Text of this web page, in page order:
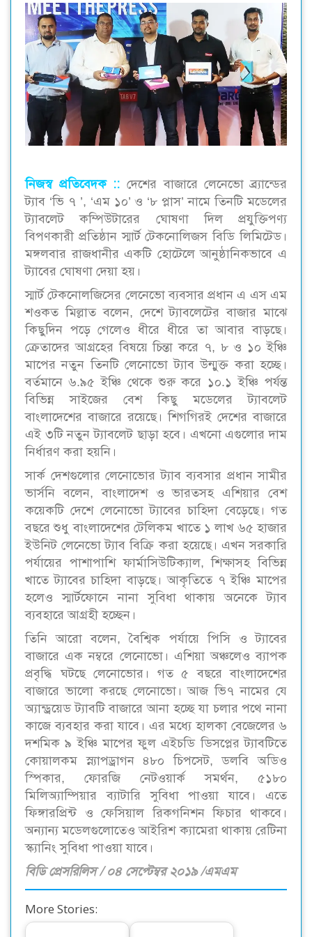
নিজস্ব প্রতিবেদক :: দেশের বাজারে লেনেভো ব্র্যান্ডের
ট্যাব ‘ভি ৭ ’, ‘এম ১০’ ও ‘৮ প্লাস’ নামে তিনটি মডেলের
ট্যাবলেট কম্পিউটারের ঘোষণা দিল প্রযুক্তিপণ্য
বিপণকারী প্রতিষ্ঠান স্মার্ট টেকনোলিজস বিডি লিমিটেড।
মঙ্গলবার রাজধানীর একটি হোটেলে আনুষ্ঠানিকভাবে এ
ট্যাবের ঘোষণা দেয়া হয়।
স্মার্ট টেকনোলজিসের লেনেভো ব্যবসার প্রধান এ এস এম
শওকত মিল্লাত বলেন, দেশে ট্যাবলেটের বাজার মাঝে
কিছুদিন পড়ে গেলেও ধীরে ধীরে তা আবার বাড়ছে।
ক্রেতাদের আগ্রহের বিষয়ে চিন্তা করে ৭, ৮ ও ১০ ইঞ্চি
মাপের নতুন তিনটি লেনোভো ট্যাব উন্মুক্ত করা হচ্ছে।
বর্তমানে ৬.৯৫ ইঞ্চি থেকে শুরু করে ১০.১ ইঞ্চি পর্যন্ত
বিভিন্ন সাইজের বেশ কিছু মডেলের ট্যাবলেট
বাংলাদেশের বাজারে রয়েছে। শিগগিরই দেশের বাজারে
এই ৩টি নতুন ট্যাবলেট ছাড়া হবে। এখনো এগুলোর দাম
নির্ধারণ করা হয়নি।
সার্ক দেশগুলোর লেনোভোর ট্যাব ব্যবসার প্রধান সামীর
ভার্সনি বলেন, বাংলাদেশ ও ভারতসহ এশিয়ার বেশ
কয়েকটি দেশে লেনোভো ট্যাবের চাহিদা বেড়েছে। গত
বছরে শুধু বাংলাদেশের টেলিকম খাতে ১ লাখ ৬৫ হাজার
ইউনিট লেনেভো ট্যাব বিক্রি করা হয়েছে। এখন সরকারি
পর্যায়ের পাশাপাশি ফার্মাসিউটিক্যাল, শিক্ষাসহ বিভিন্ন
খাতে ট্যাবের চাহিদা বাড়ছে। আকৃতিতে ৭ ইঞ্চি মাপের
হলেও স্মার্টফোনে নানা সুবিধা থাকায় অনেকে ট্যাব
ব্যবহারে আগ্রহী হচ্ছেন।
তিনি আরো বলেন, বৈশ্বিক পর্যায়ে পিসি ও ট্যাবের
বাজারে এক নম্বরে লেনোভো। এশিয়া অঞ্চলেও ব্যাপক
প্রবৃদ্ধি ঘটছে লেনোভোর। গত ৫ বছরে বাংলাদেশের
বাজারে ভালো করছে লেনোভো। আজ ভি৭ নামের যে
অ্যান্ড্রয়েড ট্যাবটি বাজারে আনা হচ্ছে যা চলার পথে নানা
কাজে ব্যবহার করা যাবে। এর মধ্যে হালকা বেজেলের ৬
দশমিক ৯ ইঞ্চি মাপের ফুল এইচডি ডিসপ্লের ট্যাবটিতে
কোয়ালকম স্ন্যাপড্রাগন ৪৮০ চিপসেট, ডলবি অডিও
স্পিকার, ফোরজি নেটওয়ার্ক সমর্থন, ৫১৮০
মিলিঅ্যাম্পিয়ার ব্যাটারি সুবিধা পাওয়া যাবে। এতে
ফিঙ্গারপ্রিন্ট ও ফেসিয়াল রিকগনিশন ফিচার থাকবে।
অন্যান্য মডেলগুলোতেও আইরিশ ক্যামেরা থাকায় রেটিনা
স্ক্যানিং সুবিধা পাওয়া যাবে।
বিডি প্রেসরিলিস / ০৪ সেপ্টেম্বর ২০১৯ /এমএম
More Stories: